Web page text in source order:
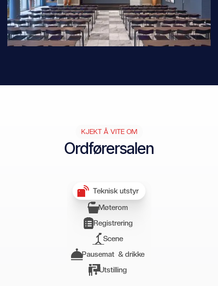
KJEKT Å VITE OM
Ordførersalen
Teknisk utstyr
Møterom
Registrering
Scene
Pausemat & drikke
Utstilling